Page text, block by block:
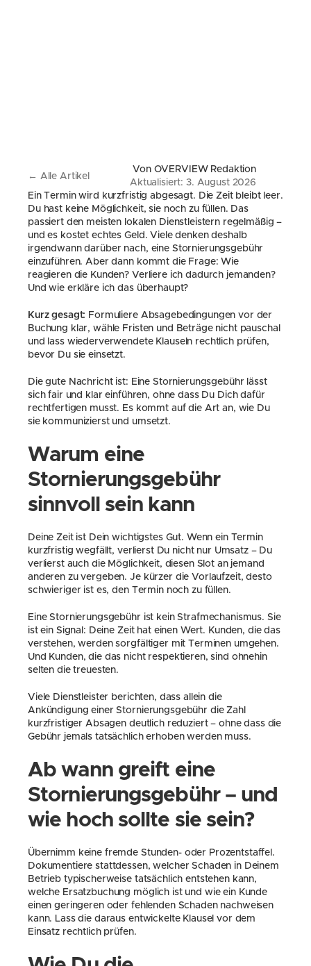
← Alle Artikel
Von OVERVIEW Redaktion
Aktualisiert: 3. August 2026
Ein Termin wird kurzfristig abgesagt. Die Zeit bleibt leer.
Du hast keine Möglichkeit, sie noch zu füllen. Das
passiert den meisten lokalen Dienstleistern regelmäßig –
und es kostet echtes Geld. Viele denken deshalb
irgendwann darüber nach, eine Stornierungsgebühr
einzuführen. Aber dann kommt die Frage: Wie
reagieren die Kunden? Verliere ich dadurch jemanden?
Und wie erkläre ich das überhaupt?
Kurz gesagt: Formuliere Absagebedingungen vor der
Buchung klar, wähle Fristen und Beträge nicht pauschal
und lass wiederverwendete Klauseln rechtlich prüfen,
bevor Du sie einsetzt.
Die gute Nachricht ist: Eine Stornierungsgebühr lässt
sich fair und klar einführen, ohne dass Du Dich dafür
rechtfertigen musst. Es kommt auf die Art an, wie Du
sie kommunizierst und umsetzt.
Warum eine
Stornierungsgebühr
sinnvoll sein kann
Deine Zeit ist Dein wichtigstes Gut. Wenn ein Termin
kurzfristig wegfällt, verlierst Du nicht nur Umsatz – Du
verlierst auch die Möglichkeit, diesen Slot an jemand
anderen zu vergeben. Je kürzer die Vorlaufzeit, desto
schwieriger ist es, den Termin noch zu füllen.
Eine Stornierungsgebühr ist kein Strafmechanismus. Sie
ist ein Signal: Deine Zeit hat einen Wert. Kunden, die das
verstehen, werden sorgfältiger mit Terminen umgehen.
Und Kunden, die das nicht respektieren, sind ohnehin
selten die treuesten.
Viele Dienstleister berichten, dass allein die
Ankündigung einer Stornierungsgebühr die Zahl
kurzfristiger Absagen deutlich reduziert – ohne dass die
Gebühr jemals tatsächlich erhoben werden muss.
Ab wann greift eine
Stornierungsgebühr – und
wie hoch sollte sie sein?
Übernimm keine fremde Stunden- oder Prozentstaffel.
Dokumentiere stattdessen, welcher Schaden in Deinem
Betrieb typischerweise tatsächlich entstehen kann,
welche Ersatzbuchung möglich ist und wie ein Kunde
einen geringeren oder fehlenden Schaden nachweisen
kann. Lass die daraus entwickelte Klausel vor dem
Einsatz rechtlich prüfen.